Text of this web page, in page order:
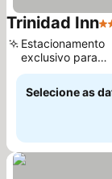
Trinidad Inn3
Estacionamento
exclusivo para
hóspedes
Selecione as